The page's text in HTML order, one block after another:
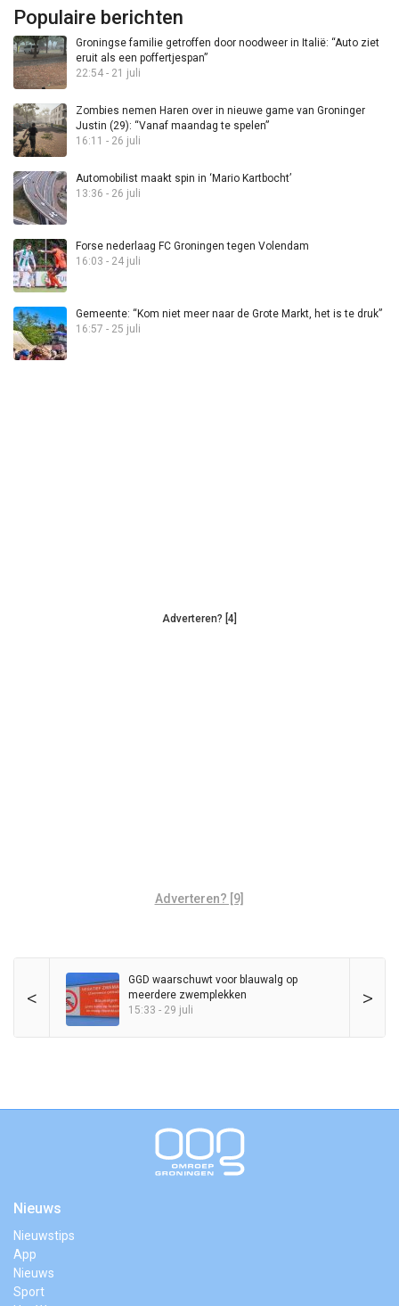
Populaire berichten
Groningse familie getroffen door noodweer in Italië: “Auto ziet
eruit als een poffertjespan”
22:54 - 21 juli
Zombies nemen Haren over in nieuwe game van Groninger
Justin (29): “Vanaf maandag te spelen”
16:11 - 26 juli
Automobilist maakt spin in ‘Mario Kartbocht’
13:36 - 26 juli
Forse nederlaag FC Groningen tegen Volendam
16:03 - 24 juli
Gemeente: “Kom niet meer naar de Grote Markt, het is te druk”
16:57 - 25 juli
Adverteren? [4]
Adverteren? [9]
< >
GGD waarschuwt voor blauwalg op
meerdere zwemplekken
15:33 - 29 juli
Nieuws
Nieuwstips
App
Nieuws
Sport